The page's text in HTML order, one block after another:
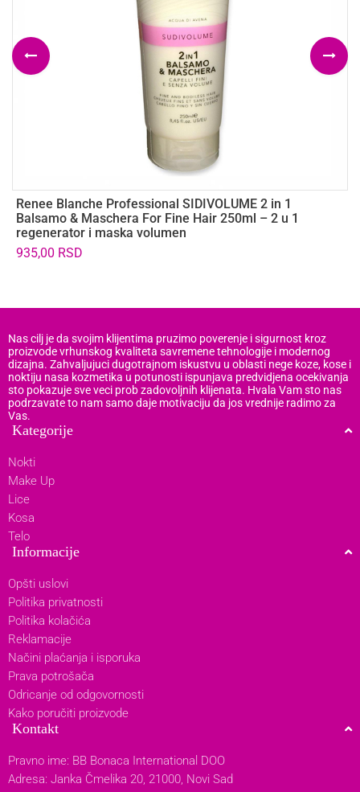
Renee Blanche Professional SIDIVOLUME 2 in 1
Balsamo & Maschera For Fine Hair 250ml – 2 u 1
regenerator i maska volumen
935,00 RSD
Nas cilj je da svojim klijentima pruzimo poverenje i sigurnost kroz
proizvode vrhunskog kvaliteta savremene tehnologije i modernog
dizajna. Zahvaljujuci dugotrajnom iskustvu u oblasti nege koze, kose i
noktiju nasa kozmetika u potunosti ispunjava predvidjena ocekivanja
sto pokazuje sve veci prob zadovoljnih klijenata. Hvala Vam sto nas
podrzavate to nam samo daje motivaciju da jos vrednije radimo za
Vas.
Kategorije
Nokti
Make Up
Lice
Kosa
Telo
Informacije
Opšti uslovi
Politika privatnosti
Politika kolačića
Reklamacije
Načini plaćanja i isporuka
Prava potrošača
Odricanje od odgovornosti
Kako poručiti proizvode
Kontakt
Pravno ime: BB Bonaca International DOO
Adresa: Janka Čmelika 20, 21000, Novi Sad